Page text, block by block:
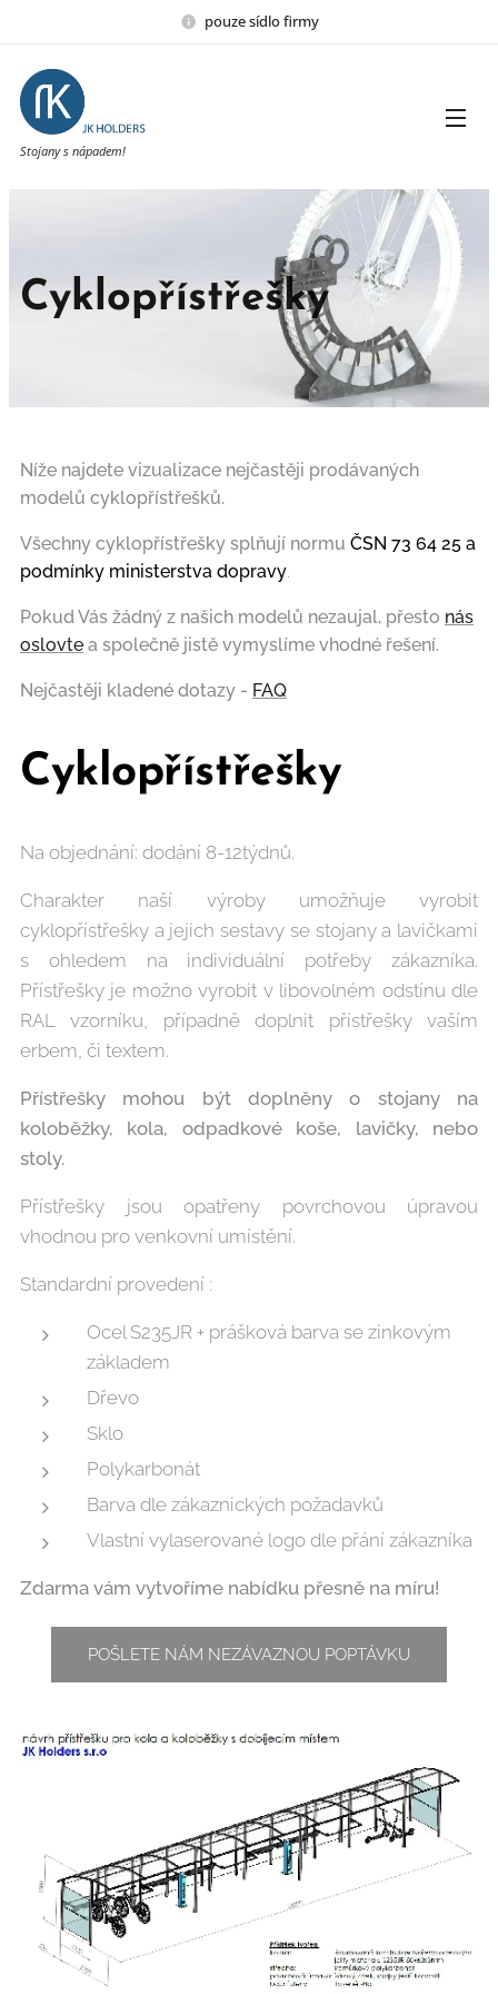
pouze sídlo firmy
Stojany s nápadem!
Cyklopřístřešky
Níže najdete vizualizace nejčastěji prodávaných
modelů cyklopřístřešků.
Všechny cyklopřístřešky splňují normu ČSN 73 64 25 a
podmínky ministerstva dopravy.
Pokud Vás žádný z našich modelů nezaujal, přesto nás
oslovte a společně jistě vymyslíme vhodné řešení.
Nejčastěji kladené dotazy - FAQ
Cyklopřístřešky
Na objednání: dodání 8-12týdnů.
Charakter naší výroby umožňuje vyrobit
cyklopřístřešky a jejich sestavy se stojany a lavičkami
s ohledem na individuální potřeby zákazníka.
Přístřešky je možno vyrobit v libovolném odstínu dle
RAL vzorníku, případně doplnit přístřešky vaším
erbem, či textem.
Přístřešky mohou být doplněny o stojany na
koloběžky, kola, odpadkové koše, lavičky, nebo
stoly.
Přístřešky jsou opatřeny povrchovou úpravou
vhodnou pro venkovní umístění.
Standardní provedení :
Ocel S235JR + prášková barva se zinkovým
základem
Dřevo
Sklo
Polykarbonát
Barva dle zákaznických požadavků
Vlastní vylaserované logo dle přání zákazníka
Zdarma vám vytvoříme nabídku přesně na míru!
POŠLETE NÁM NEZÁVAZNOU POPTÁVKU